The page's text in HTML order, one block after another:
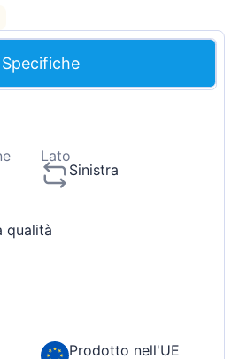
Specifiche
Lato
Sinistra
qualità
Prodotto nell'UE